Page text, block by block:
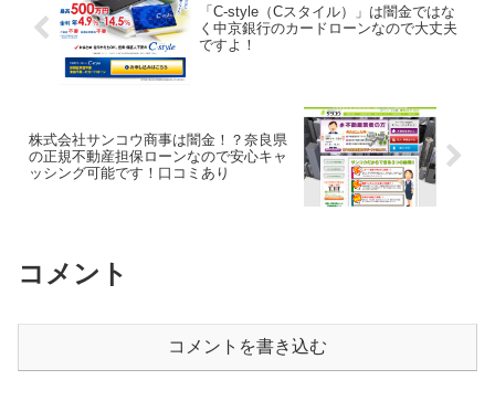
「C-style（Cスタイル）」は闇金ではな
く中京銀行のカードローンなので大丈夫
ですよ！
株式会社サンコウ商事は闇金！？奈良県
の正規不動産担保ローンなので安心キャ
ッシング可能です！口コミあり
コメント
コメントを書き込む